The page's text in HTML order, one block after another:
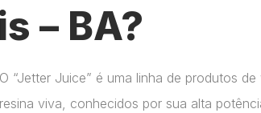
– BA?
O “Jetter Juice” é uma linha de produtos
resina viva, conhecidos por sua alta